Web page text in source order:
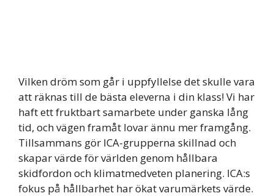
Vilken dröm som går i uppfyllelse det skulle vara
att räknas till de bästa eleverna i din klass! Vi har
haft ett fruktbart samarbete under ganska lång
tid, och vägen framåt lovar ännu mer framgång.
Tillsammans gör ICA-grupperna skillnad och
skapar värde för världen genom hållbara
skidfordon och klimatmedveten planering. ICA:s
fokus på hållbarhet har ökat varumärkets värde.